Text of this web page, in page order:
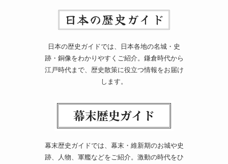
日本の歴史ガイドでは、日本各地の名城・史
跡・銅像をわかりやすくご紹介。鎌倉時代から
江戸時代まで、歴史散策に役立つ情報をお届け
します。
幕末歴史ガイドでは、幕末・維新期のお城や史
跡、人物、軍艦などをご紹介。激動の時代をひ